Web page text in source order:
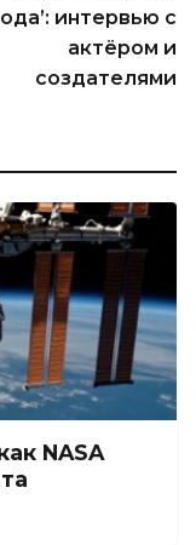
интервью с
актёром и
создателями
NASA